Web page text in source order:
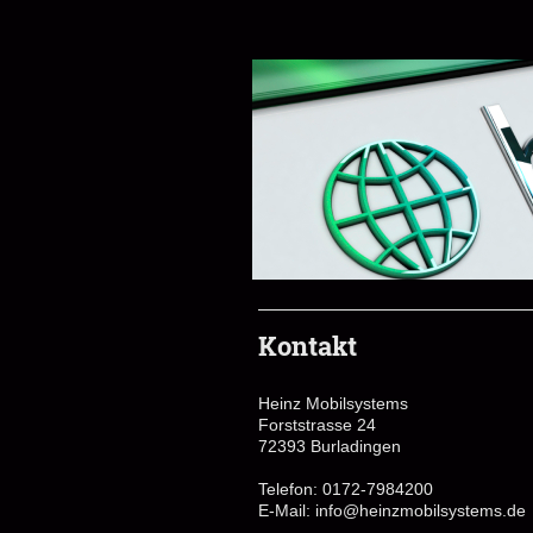
Kontakt
Heinz Mobilsystems
Forststrasse 24
72393 Burladingen
Telefon: 0172-7984200
E-Mail: info@heinzmobilsystems.de